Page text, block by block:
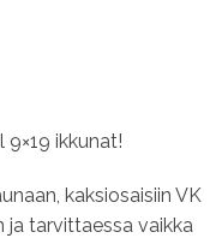
ikkunat!
kaksiosaisiin VK
tarvittaessa vaikka